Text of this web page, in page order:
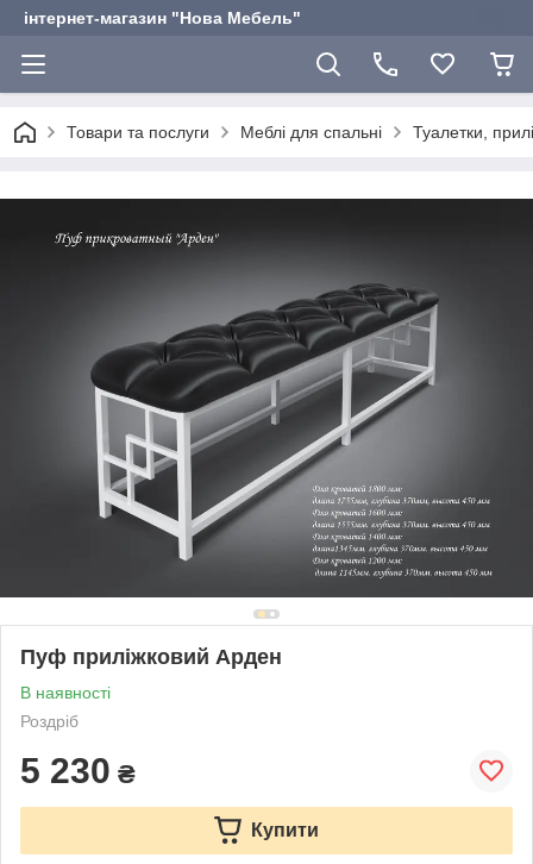
інтернет-магазин "Нова Мебель"
Товари та послуги Меблі для спальні Туалетки,
Пуф приліжковий Арден
В наявності
Роздріб
5 230 ₴
Купити